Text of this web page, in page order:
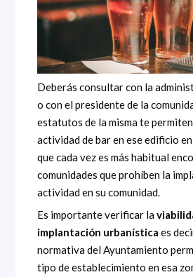
Deberás consultar con la
o con el presidente de la
estatutos de la misma te
actividad de bar en ese edificio
que cada vez es más habitual
comunidades que prohíben la
actividad en su comunidad.
Es importante verificar la
implantación urbanística es
normativa del Ayuntamiento
tipo de establecimiento en esa